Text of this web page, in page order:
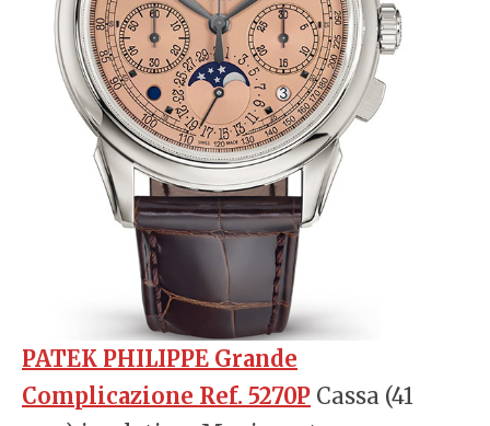
PATEK PHILIPPE Grande
Complicazione Ref. 5270P Cassa (41